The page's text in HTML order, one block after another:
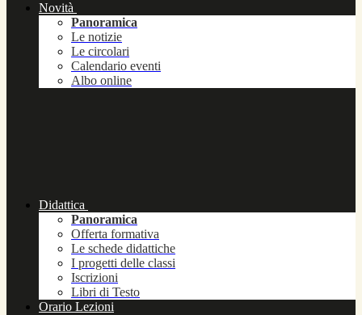
Novità
Panoramica
Le notizie
Le circolari
Calendario eventi
Albo online
Didattica
Panoramica
Offerta formativa
Le schede didattiche
I progetti delle classi
Iscrizioni
Libri di Testo
Orario Lezioni